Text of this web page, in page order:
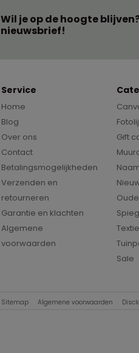
Wil je op de hoogte
nieuwsbrief!
Service
Home
Blog
Over ons
Contact
Betalingsmogelijkheden
Verzenden en
retourneren
Garantie en klachten
Algemene
voorwaarden
Gift
Sale
Sitemap Algemene voorwaarden